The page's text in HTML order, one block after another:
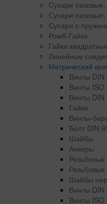
Сухари
Сухари
Сухари с
Ромб-Гайки
Гайки
Линейные
Метрический
Винты DIN
Винты ISO
Винты DIN
Гайки
Винты-
Болт DIN
Шайбы
Анкеры
Резьбовые
Резьбовые
Шайбы
Винты
Винты